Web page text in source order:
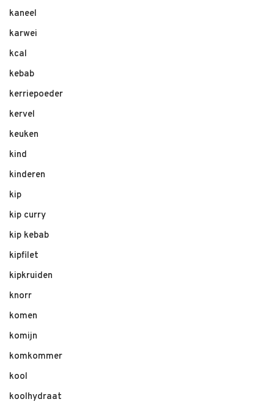
kaneel
karwei
kcal
kebab
kerriepoeder
kervel
keuken
kind
kinderen
kip
kip curry
kip kebab
kipfilet
kipkruiden
knorr
komen
komijn
komkommer
kool
koolhydraat